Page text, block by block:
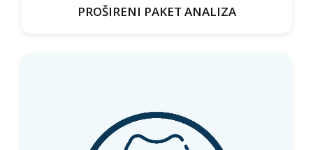
PROŠIRENI PAKET ANALIZA